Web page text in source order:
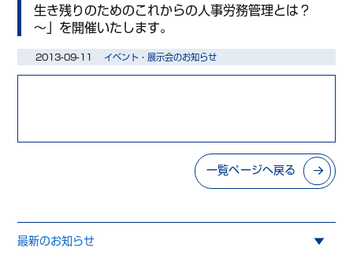
最新のお知らせ
生き残りのためのこれからの人事労務管理とは？
～」を開催いたします。
2013-09-11 イベント・展示会のお知らせ
一覧ページへ戻る